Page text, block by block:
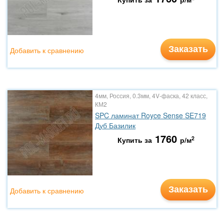
Заказать
Добавить к сравнению
4мм, Россия, 0.3мм, 4V-фаска, 42 класс,
КМ2
SPC ламинат Royce Sense SE719
Дуб Базилик
Купить за 1760 р/м2
Заказать
Добавить к сравнению